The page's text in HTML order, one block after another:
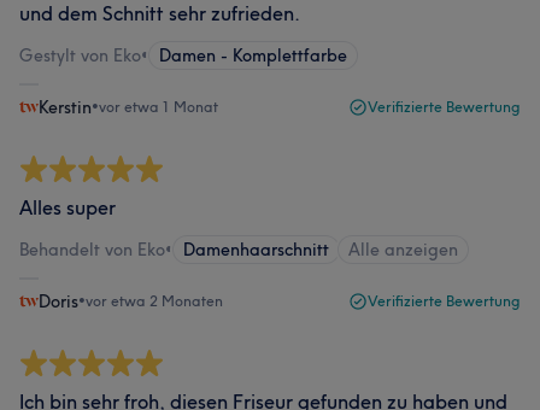
und dem Schnitt sehr zufrieden.
Gestylt von Eko• Damen - Komplettfarbe
Kerstin•vor etwa 1 Monat Verifizierte Bewertung
Alles super
Behandelt von Eko• Damenhaarschnitt Alle anzeigen
Doris•vor etwa 2 Monaten Verifizierte Bewertung
Ich bin sehr froh, diesen Friseur gefunden zu haben und